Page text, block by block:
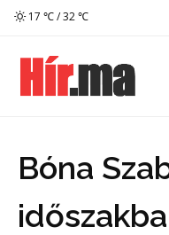
17 ℃ / 32 ℃
Bóna